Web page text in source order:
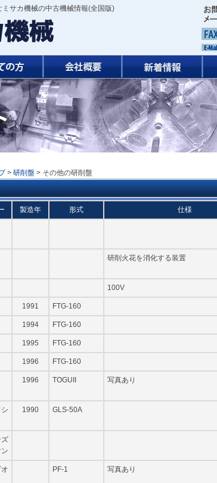
サカ機械の中古機械情報(全国版)
> 研削盤 > その他の研削盤
製造年 形式 仕様
研削火花を消化する装置
100V
1991 FTG-160
1994 FTG-160
1995 FTG-160
1996 FTG-160
1996 TOGUII 写真あり
1990 GLS-50A
ズ
PF-1 写真あり